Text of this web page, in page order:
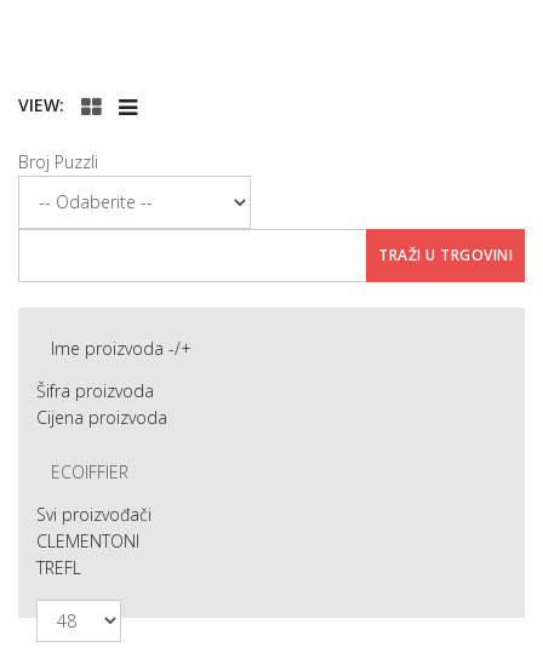
VIEW:
Broj Puzzli
Ime proizvoda -/+
Šifra proizvoda
Cijena proizvoda
ECOIFFIER
Svi proizvođači
CLEMENTONI
TREFL